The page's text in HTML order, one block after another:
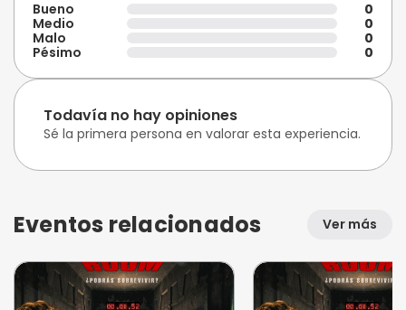
Bueno
0
Medio
0
Malo
0
Pésimo
0
Todavía no hay opiniones
Sé la primera persona en valorar esta experiencia.
Eventos relacionados Ver más